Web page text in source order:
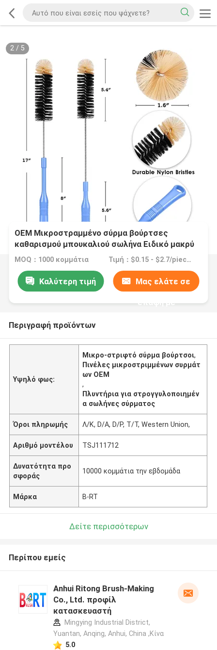
2/ 5
OEM Μικροστραμμένο σύρμα βούρτσες
καθαρισμού μπουκαλιού σωλήνα Ειδικό μακρύ
λαβή
MOQ：1000 κομμάτια Τιμή：$0.15 - $2.7/piece >=1000 pieces
Καλύτερη τιμή Μας ελάτε σε
επαφή με
Περιγραφή προϊόντων
Υψηλό φως:
Μικρο-στριφτό σύρμα βούρτσοι,
Πινέλες μικροστριμμένων συρμάτ
ων OEM
,
Πλυντήρια για στρογγυλοποιημέν
α σωλήνες σύρματος
Όροι πληρωμής Λ/Κ, D/A, D/P, T/T, Western Union,
Αριθμό μοντέλου TSJ111712
Δυνατότητα προ
σφοράς
10000 κομμάτια την εβδομάδα
Μάρκα B-RT
Δείτε περισσότερων
Περίπου εμείς
Anhui Ritong Brush-Making
Co., Ltd. προφίλ
κατασκευαστή
Mingying Industrial District,
Yuantan, Anqing, Anhui, China ,Κίνα
5.0